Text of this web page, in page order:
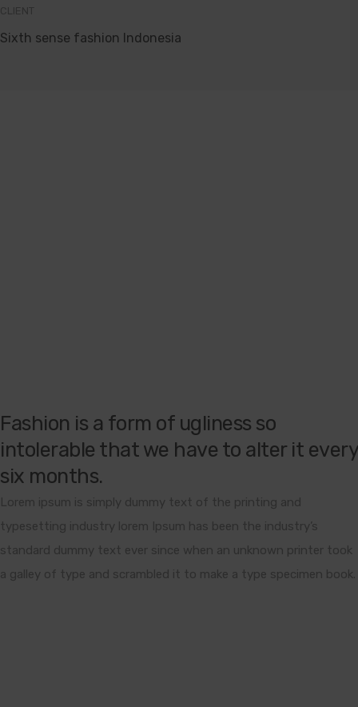
Sixth sense fashion Indonesia
Fashion is a form of ugliness so
intolerable that we have to alter it every
six months.
Lorem ipsum is simply dummy text of the printing and
typesetting industry lorem Ipsum has been the industry’s
standard dummy text ever since when an unknown printer took
a galley of type and scrambled it to make a type specimen book.